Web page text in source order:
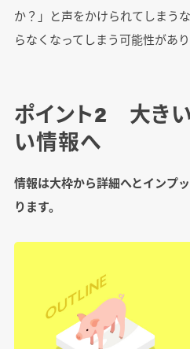
か？」と声をかけられてしまう
らなくなってしまう可能性があり
ポイント2 大き
い情報へ
情報は大枠から詳細へとインプ
ります。